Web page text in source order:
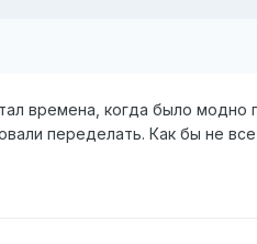
времена, когда было
переделать. Как бы не все